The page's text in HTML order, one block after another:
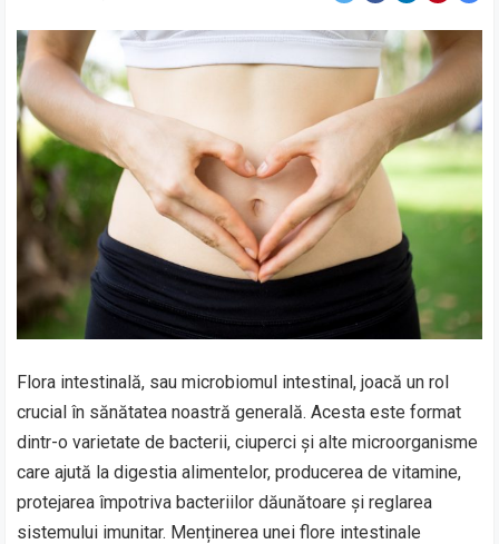
Flora intestinală, sau microbiomul intestinal, joacă un rol
crucial în sănătatea noastră generală. Acesta este format
dintr-o varietate de bacterii, ciuperci și alte microorganisme
care ajută la digestia alimentelor, producerea de vitamine,
protejarea împotriva bacteriilor dăunătoare și reglarea
sistemului imunitar. Menținerea unei flore intestinale